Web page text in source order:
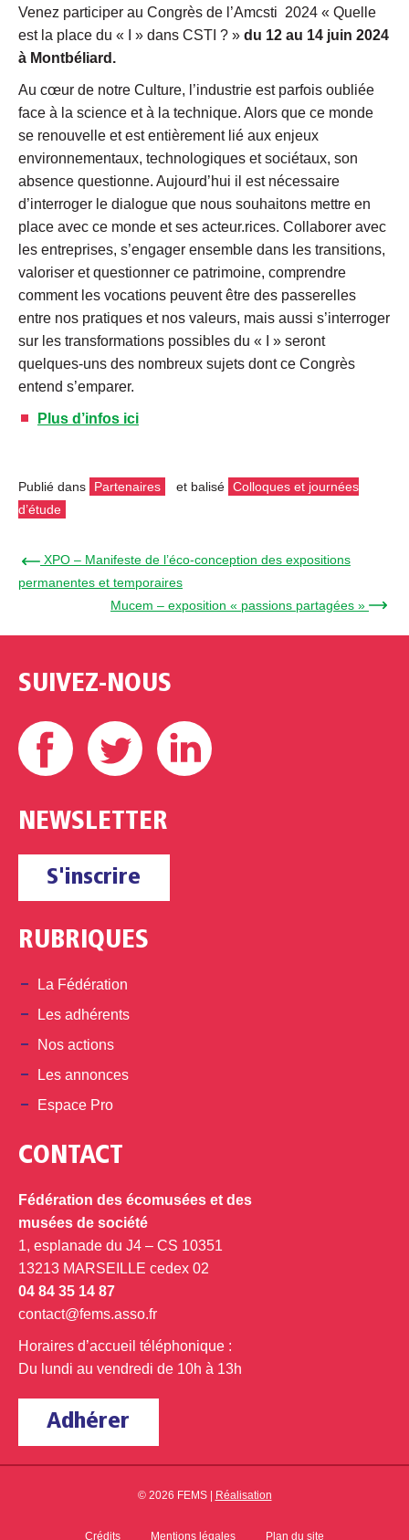
Venez participer au Congrès de l’Amcsti 2024 « Quelle
est la place du « I » dans CSTI ? » du 12 au 14 juin 2024
à Montbéliard.
Au cœur de notre Culture, l’industrie est parfois oubliée
face à la science et à la technique. Alors que ce monde
se renouvelle et est entièrement lié aux enjeux
environnementaux, technologiques et sociétaux, son
absence questionne. Aujourd’hui il est nécessaire
d’interroger le dialogue que nous souhaitons mettre en
place avec ce monde et ses acteur.rices. Collaborer avec
les entreprises, s’engager ensemble dans les transitions,
valoriser et questionner ce patrimoine, comprendre
comment les vocations peuvent être des passerelles
entre nos pratiques et nos valeurs, mais aussi s’interroger
sur les transformations possibles du « I » seront
quelques-uns des nombreux sujets dont ce Congrès
entend s’emparer.
Plus d’infos ici
Publié dans Partenaires et balisé Colloques et journées
d’étude
← XPO – Manifeste de l’éco-conception des expositions
permanentes et temporaires
Mucem – exposition « passions partagées » →
SUIVEZ-NOUS
Facebook Twitter
NEWSLETTER
S'inscrire
RUBRIQUES
La Fédération
Les adhérents
Nos actions
Les annonces
Espace Pro
CONTACT
Fédération des écomusées et des
musées de société
1, esplanade du J4 – CS 10351
13213 MARSEILLE cedex 02
04 84 35 14 87
contact@fems.asso.fr
Horaires d’accueil téléphonique :
Du lundi au vendredi de 10h à 13h
Adhérer
© 2026 FEMS | Réalisation
Crédits Mentions légales Plan du site